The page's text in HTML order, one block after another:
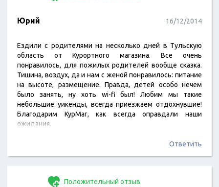
Юрий 16/12/2014
Ездили с родителями на несколько дней в Тульскую
область от Курортного магазина. Все очень
понравилось, для пожилых родителей вообще сказка.
Тишина, воздух, да и нам с женой понравилось: питание
на высоте, размещение. Правда, детей особо нечем
было занять, ну хоть wi-fi был! Любим мы такие
небольшие уикенды, всегда приезжаем отдохнувшие!
Благодарим КурМаг, как всегда оправдали наши
ожидания.
Ответить
Положительный отзыв